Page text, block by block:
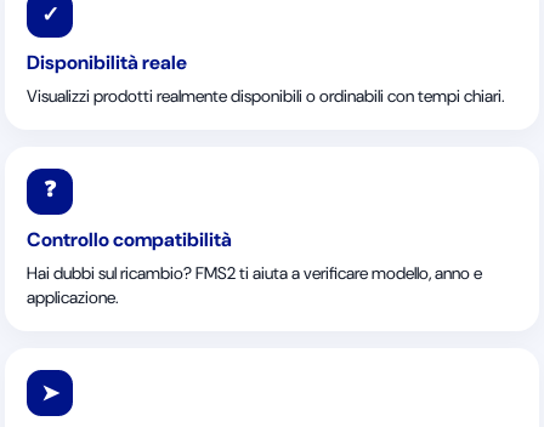
✓
Disponibilità reale
Visualizzi prodotti realmente disponibili o ordinabili con tempi chiari.
❓
Controllo compatibilità
Hai dubbi sul ricambio? FMS2 ti aiuta a verificare modello, anno e
applicazione.
➤